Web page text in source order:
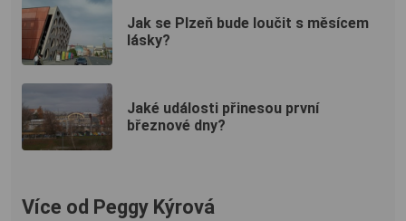
Jak se Plzeň bude loučit s měsícem
lásky?
Jaké události přinesou první
březnové dny?
Více od Peggy Kýrová